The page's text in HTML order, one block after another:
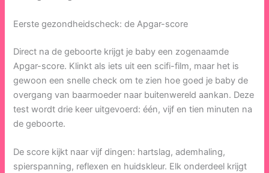
Eerste gezondheidscheck: de Apgar-score
Direct na de geboorte krijgt je baby een zogenaamde
Apgar-score. Klinkt als iets uit een scifi-film, maar het is
gewoon een snelle check om te zien hoe goed je baby de
overgang van baarmoeder naar buitenwereld aankan. Deze
test wordt drie keer uitgevoerd: één, vijf en tien minuten na
de geboorte.
De score kijkt naar vijf dingen: hartslag, ademhaling,
spierspanning, reflexen en huidskleur. Elk onderdeel krijgt